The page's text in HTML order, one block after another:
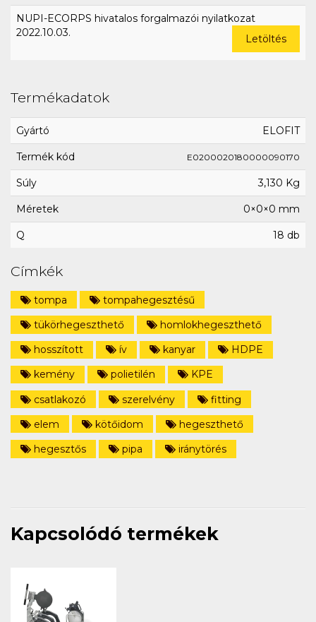
NUPI-ECORPS hivatalos forgalmazói nyilatkozat
2022.10.03.
Letöltés
Termékadatok
Gyártó ELOFIT
Termék kód E0200020180000090170
Súly 3,130 Kg
Méretek 0×0×0 mm
Q 18 db
Címkék
tompa
tompahegesztésű
tükörhegeszthető
homlokhegeszthető
hosszított
ív kanyar
HDPE
kemény
polietilén
KPE
csatlakozó
szerelvény
fitting
elem
kötőidom
hegeszthető
hegesztős
pipa iránytörés
Kapcsolódó termékek